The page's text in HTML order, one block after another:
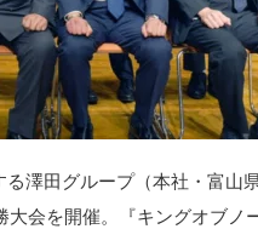
澤田グループ（本社・富山
会を開催。『キングオブノ